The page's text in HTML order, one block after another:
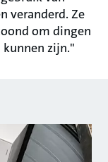
veranderd. Ze
om dingen
kunnen zijn."